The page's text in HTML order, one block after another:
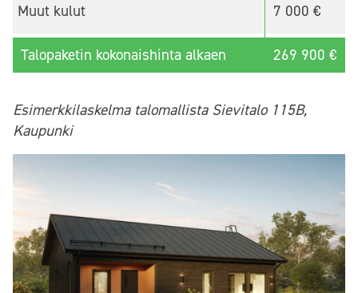
Muut kulut 7 000 €
Talopaketin kokonaishinta alkaen 269 900 €
Esimerkkilaskelma talomallista Sievitalo 115B,
Kaupunki